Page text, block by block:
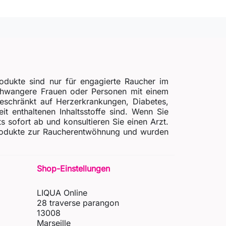
sind nur für engagierte Raucher im
Frauen oder Personen mit einem
auf Herzerkrankungen, Diabetes,
enthaltenen Inhaltsstoffe sind. Wenn Sie
sofort ab und konsultieren Sie einen Arzt.
zur Raucherentwöhnung und wurden
Shop-Einstellungen
LIQUA Online
28 traverse parangon
13008
Marseille